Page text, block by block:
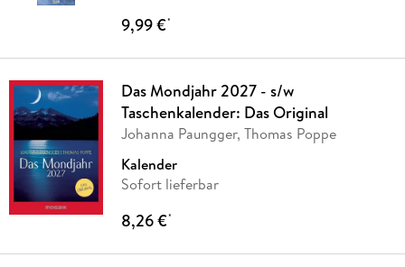
9,99 €*
Das Mondjahr 2027 - s/w
Taschenkalender: Das Original
Johanna Paungger, Thomas Poppe
Kalender
Sofort lieferbar
8,26 €*